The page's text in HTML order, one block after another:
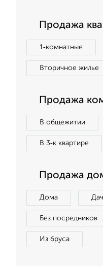
Продажа
1‑комнатные
Вторичное жилье
Продажа
В общежитии
В 3‑к квартире
Продажа
Дома
Без посредников
Из бруса